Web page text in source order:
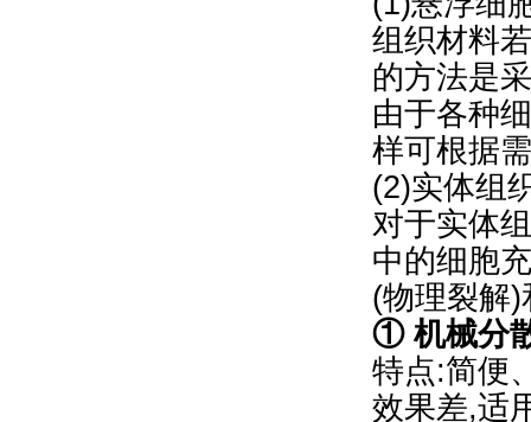
组织材料
的方法是
由于各种
样可根据
(2)实体组
对于实体
中的细胞
(物理裂解
① 机械分
特点:简便
效果差,适